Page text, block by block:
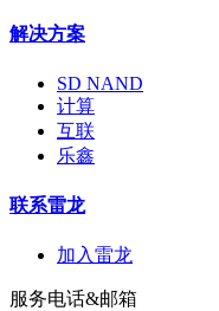
解决方案
SD NAND
计算
互联
乐鑫
联系雷龙
加入雷龙
服务电话&邮箱